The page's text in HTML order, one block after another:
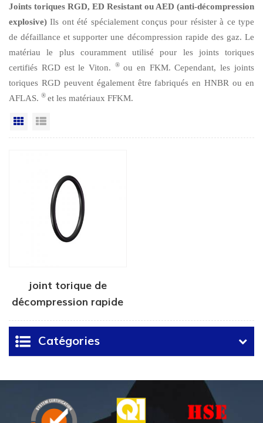
Joints toriques RGD, ED Resistant ou AED (anti-décompression
explosive)Ils ont été spécialement conçus pour résister à ce type
de défaillance et supporter une décompression rapide des gaz. Le
matériau le plus couramment utilisé pour les joints toriques
certifiés RGD est le Viton.® ou en FKM. Cependant, les joints
toriques RGD peuvent également être fabriqués en HNBR ou en
AFLAS. ® et les matériaux FFKM.
Grille
joint torique de
décompression rapide
du gaz
Catégories